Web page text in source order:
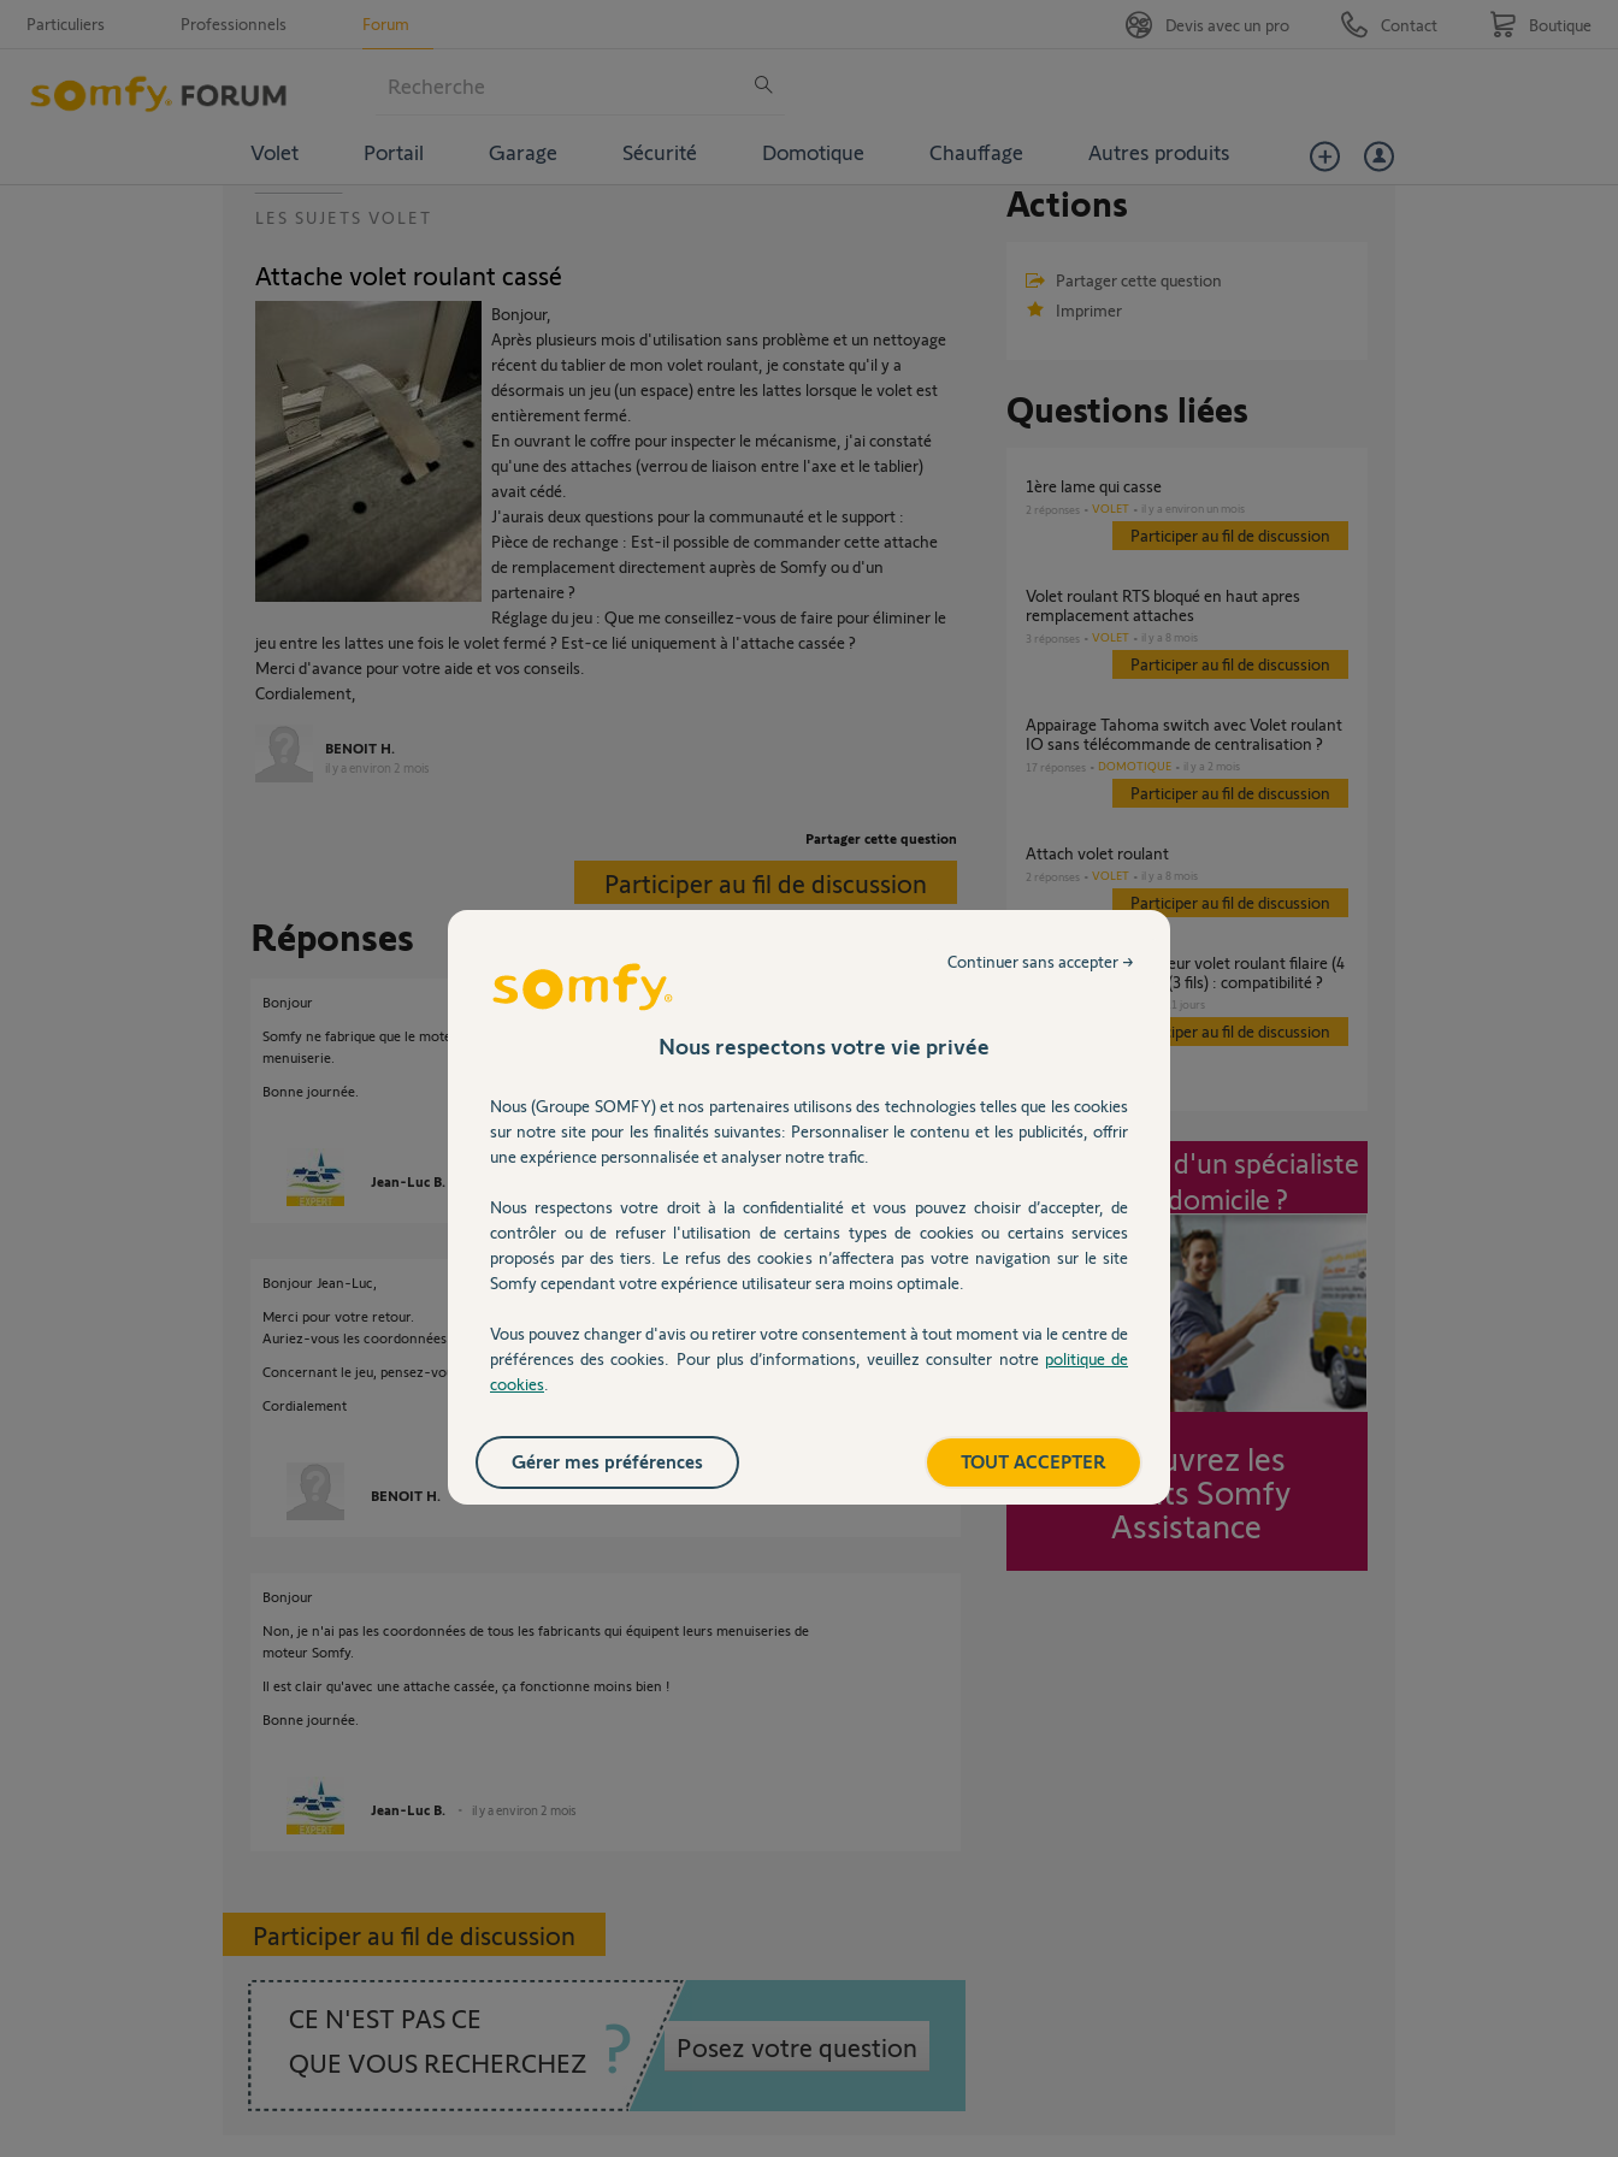
Particuliers Professionnels Forum
Volet Portail Garage Sécurité Domotique Chauffage Autres produits
Devis avec un pro Contact Boutique
LES SUJETS VOLET
Attache volet roulant cassé
Bonjour,
Après plusieurs mois d'utilisation sans problème et un nettoyage
récent du tablier de mon volet roulant, je constate qu'il y a
désormais un jeu (un espace) entre les lattes lorsque le volet est
entièrement fermé.
En ouvrant le coffre pour inspecter le mécanisme, j'ai constaté
qu'une des attaches (verrou de liaison entre l'axe et le tablier)
avait cédé.
J'aurais deux questions pour la communauté et le support :
Pièce de rechange : Est-il possible de commander cette attache
de remplacement directement auprès de Somfy ou d'un
partenaire ?
Réglage du jeu : Que me conseillez-vous de faire pour éliminer le
jeu entre les lattes une fois le volet fermé ? Est-ce lié uniquement à l'attache cassée ?
Merci d'avance pour votre aide et vos conseils.
Cordialement,
BENOIT H.
il y a environ 2 mois
Partager cette question
Participer au fil de discussion
Réponses
Bonjour
Somfy ne fabrique que le moteur du volet. Pour le reste, il faut voir avec le fabriquant de la
menuiserie.
Bonne journée.
Jean-Luc B.
Bonjour Jean-Luc,
Merci pour votre retour.
Auriez-vous les coordonnées de la menuiserie svp.
Concernant le jeu, pensez-vous que la cause est uniquement due à cette attache ?
Cordialement
BENOIT H.
Bonjour
Non, je n'ai pas les coordonnées de tous les fabricants qui équipent leurs menuiseries de
moteur Somfy.
Il est clair qu'avec une attache cassée, ça fonctionne moins bien !
Bonne journée.
Jean-Luc B. il y a environ 2 mois
Participer au fil de discussion
CE N'EST PAS CE
QUE VOUS RECHERCHEZ
Posez votre question
Actions
Partager cette question
Imprimer
Questions liées
1ère lame qui casse
2 réponses VOLET il y a environ un mois
Participer au fil de discussion
volet roulant RTS bloqué en haut apres
remplacement attaches
3 réponses VOLET il y a 8 mois
Participer au fil de discussion
Appairage Tahoma switch avec Volet roulant
IO sans télécommande de centralisation ?
17 réponses DOMOTIQUE il y a 2 mois
Participer au fil de discussion
Attach volet roulant
2 réponses VOLET il y a 8 mois
Participer au fil de discussion
Remplacement moteur volet roulant filaire (4
fils) par moteur RTS (3 fils) : compatibilité ?
il y a 11 jours
Participer au fil de discussion
Intervention d'un spécialiste
à mon domicile ?
Découvrez les
forfaits Somfy
Assistance
Nous respectons votre vie privée
Nous (Groupe SOMFY) et nos partenaires utilisons des technologies telles que les cookies
sur notre site pour les finalités suivantes: Personnaliser le contenu et les publicités, offrir
une expérience personnalisée et analyser notre trafic.
Nous respectons votre droit à la confidentialité et vous pouvez choisir d’accepter, de
contrôler ou de refuser l'utilisation de certains types de cookies ou certains services
proposés par des tiers. Le refus des cookies n’affectera pas votre navigation sur le site
Somfy cependant votre expérience utilisateur sera moins optimale.
Vous pouvez changer d'avis ou retirer votre consentement à tout moment via le centre de
préférences des cookies. Pour plus d’informations, veuillez consulter notre politique de
cookies
Continuer sans accepter →
TOUT ACCEPTER
Gérer mes préférences